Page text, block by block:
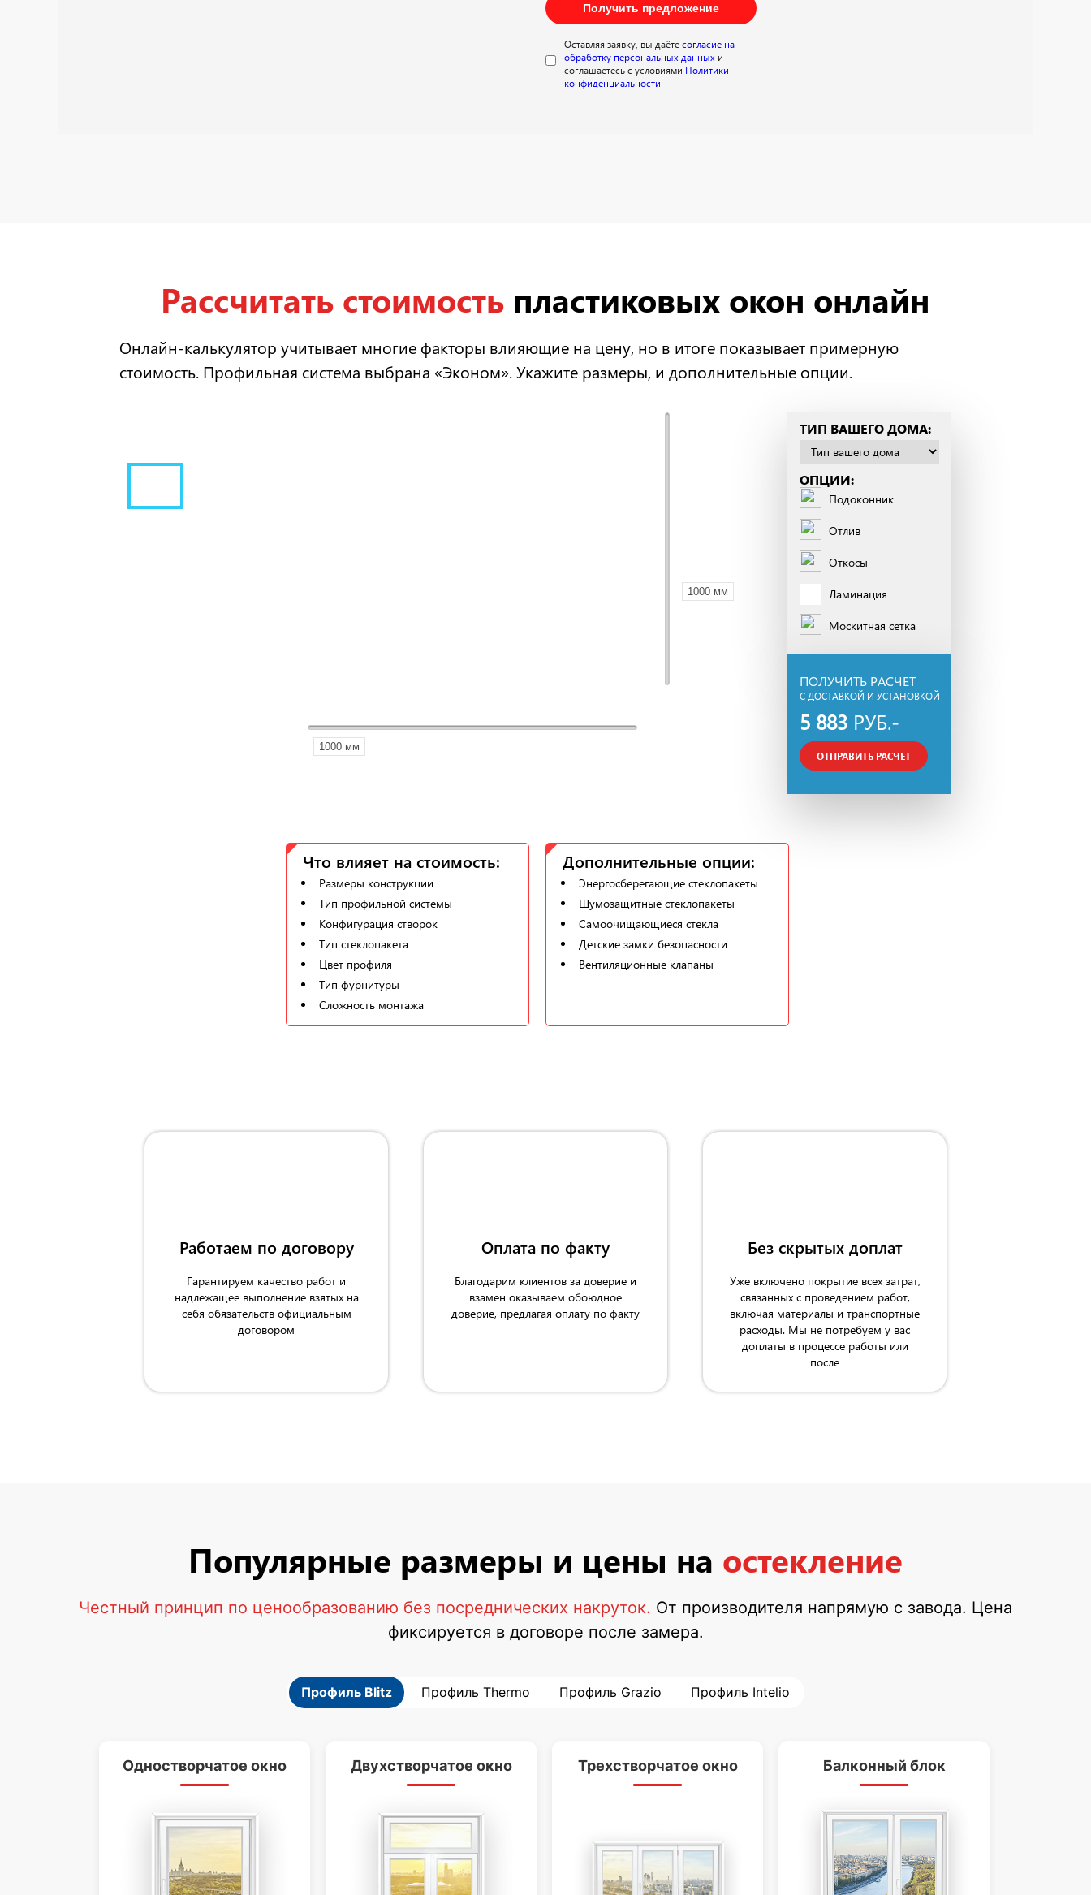
Получить предложение
Оставляя заявку, вы даётесогласие на
обработку персональных данных и
соглашаетесь с условиями Политики
конфиденциальности
Рассчитать стоимость пластиковых окон онлайн
Онлайн-калькулятор учитывает многие факторы влияющие на цену, но в итоге показывает примерную
стоимость. Профильная система выбрана «Эконом». Укажите размеры, и дополнительные опции.
1000 мм
1000 мм
ТИП ВАШЕГО ДОМА:
ОПЦИИ:
Подоконник
Отлив
Откосы
Ламинация
Москитная сетка
ПОЛУЧИТЬ РАСЧЕТ
С ДОСТАВКОЙ И УСТАНОВКОЙ
5 883РУБ.-
ОТПРАВИТЬ РАСЧЕТ
Что влияет на стоимость:
Размеры конструкции
Тип профильной системы
Конфигурация створок
Тип стеклопакета
Цвет профиля
Тип фурнитуры
Сложность монтажа
Дополнительные опции:
Энергосберегающие стеклопакеты
Шумозащитные стеклопакеты
Самоочищающиеся стекла
Детские замки безопасности
Вентиляционные клапаны
Работаем по договору
Гарантируем качество работ и
надлежащее выполнение взятых на
себя обязательств официальным
договором
Оплата по факту
Благодарим клиентов за доверие и
взамен оказываем обоюдное
доверие, предлагая оплату по факту
Без скрытых доплат
Уже включено покрытие всех затрат,
связанных с проведением работ,
включая материалы и транспортные
расходы. Мы не потребуем у вас
доплаты в процессе работы или
после
Популярные размеры и цены на остекление
Честный принцип по ценообразованию без посреднических накруток. От производителя напрямую с завода. Цена
фиксируется в договоре после замера.
Профиль Blitz Профиль Thermo Профиль Grazio Профиль Intelio
Одностворчатое окно Двухстворчатое окно Трехстворчатое окно Балконный блок